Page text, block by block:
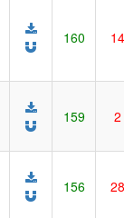
160 14
159 2
156 28